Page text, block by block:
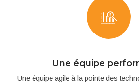
Une équipe
Une équipe agile à la pointe des